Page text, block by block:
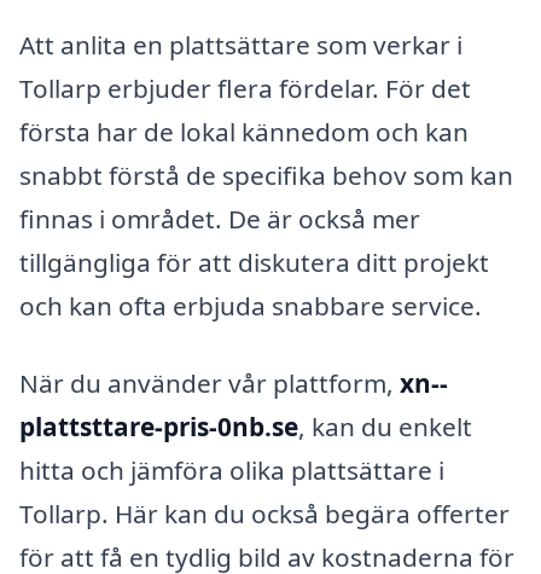
Att anlita en plattsättare som verkar i
Tollarp erbjuder flera fördelar. För det
första har de lokal kännedom och kan
snabbt förstå de specifika behov som kan
finnas i området. De är också mer
tillgängliga för att diskutera ditt projekt
och kan ofta erbjuda snabbare service.
När du använder vår plattform, xn--
plattsttare-pris-0nb.se, kan du enkelt
hitta och jämföra olika plattsättare i
Tollarp. Här kan du också begära offerter
för att få en tydlig bild av kostnaderna för